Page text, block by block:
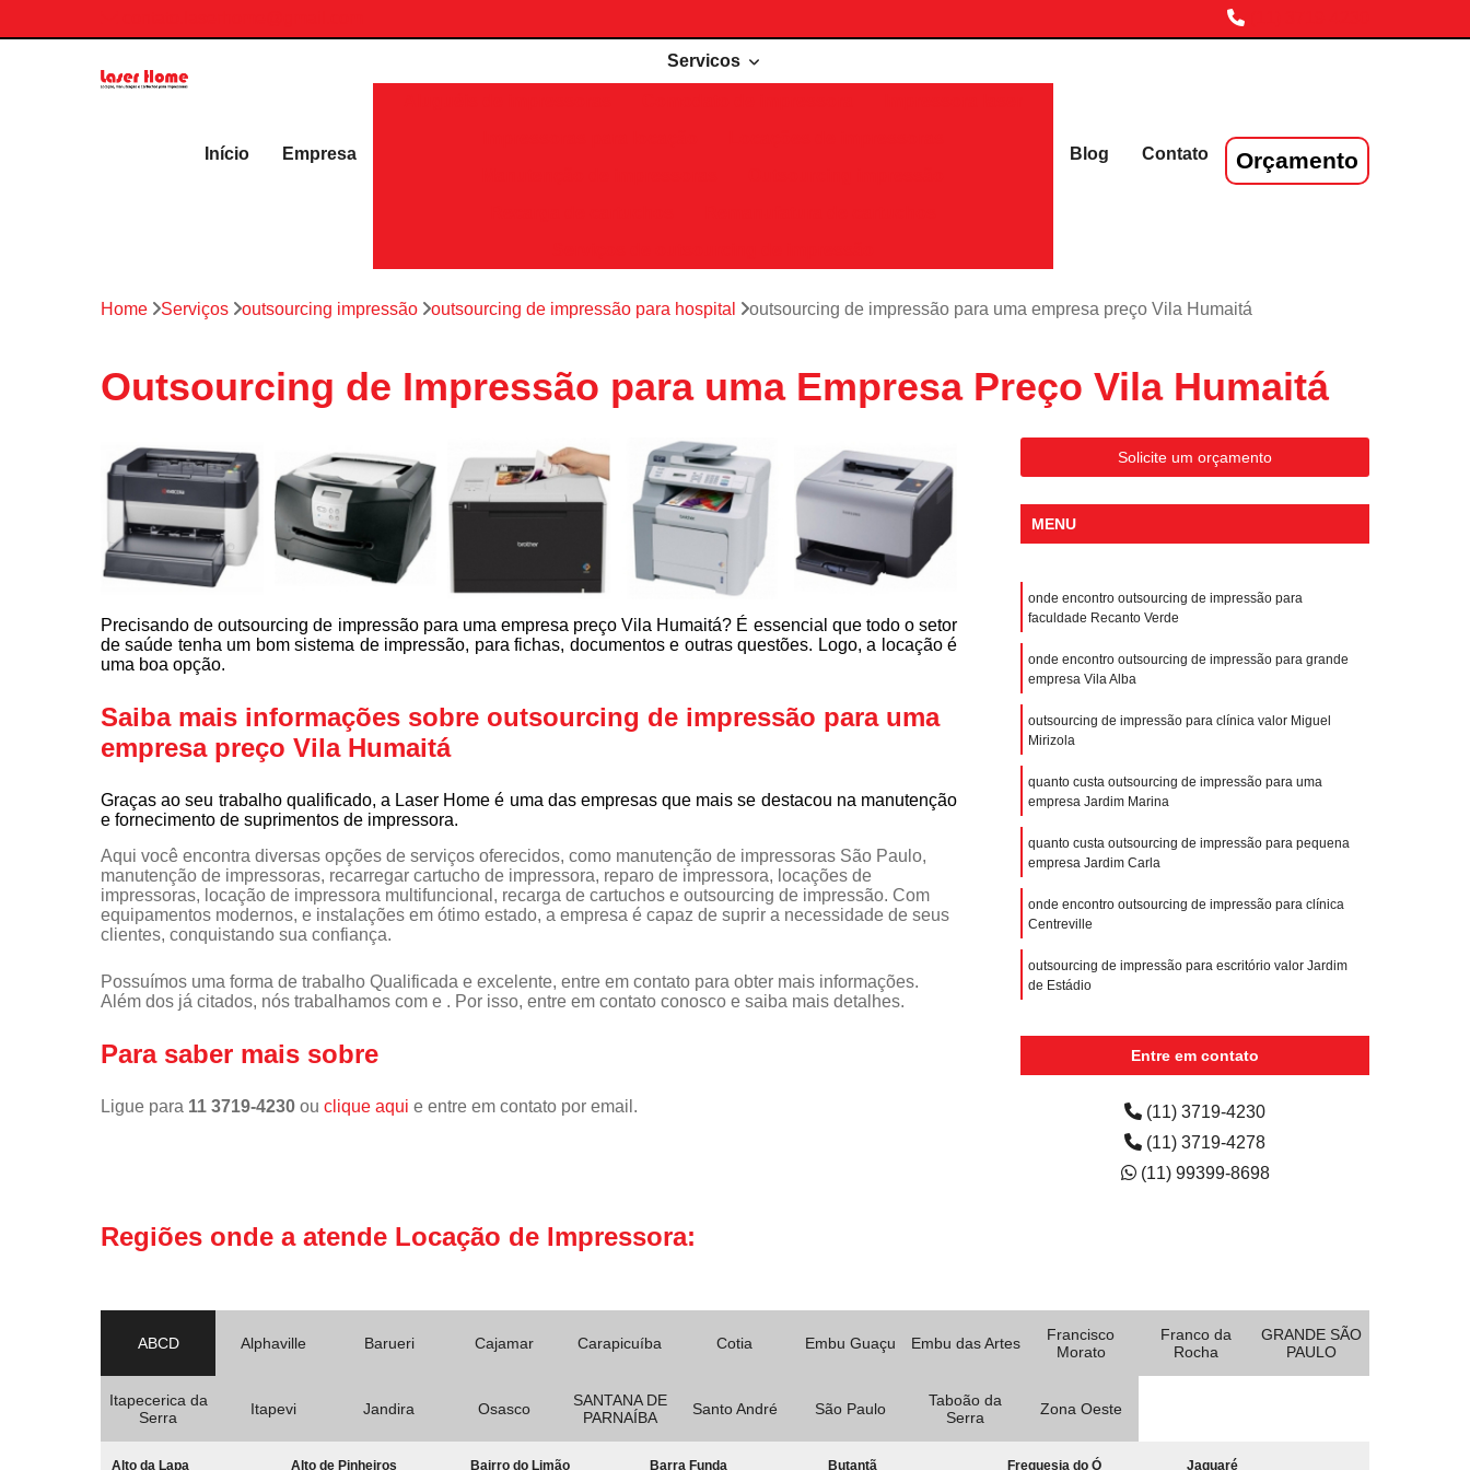
Início Empresa
Servicos
Blog Contato Orçamento
Home Serviços outsourcing impressão outsourcing de impressão para hospital outsourcing de impressão para uma empresa preço Vila Humaitá
Outsourcing de Impressão para uma Empresa Preço Vila Humaitá
Precisando de outsourcing de impressão para uma empresa preço Vila Humaitá? É essencial que todo o setor
de saúde tenha um bom sistema de impressão, para fichas, documentos e outras questões. Logo, a locação é
uma boa opção.
Saiba mais informações sobre outsourcing de impressão para uma
empresa preço Vila Humaitá
Graças ao seu trabalho qualificado, a Laser Home é uma das empresas que mais se destacou na manutenção
e fornecimento de suprimentos de impressora.
Aqui você encontra diversas opções de serviços oferecidos, como manutenção de impressoras São Paulo,
manutenção de impressoras, recarregar cartucho de impressora, reparo de impressora, locações de
impressoras, locação de impressora multifuncional, recarga de cartuchos e outsourcing de impressão. Com
equipamentos modernos, e instalações em ótimo estado, a empresa é capaz de suprir a necessidade de seus
clientes, conquistando sua confiança.
Possuímos uma forma de trabalho Qualificada e excelente, entre em contato para obter mais informações.
Além dos já citados, nós trabalhamos com e . Por isso, entre em contato conosco e saiba mais detalhes.
Para saber mais sobre
Ligue para 11 3719-4230 ou clique aqui e entre em contato por email.
Solicite um orçamento
MENU
onde encontro outsourcing de impressão para
faculdade Recanto Verde
onde encontro outsourcing de impressão para grande
empresa Vila Alba
outsourcing de impressão para clínica valor Miguel
Mirizola
quanto custa outsourcing de impressão para uma
empresa Jardim Marina
quanto custa outsourcing de impressão para pequena
empresa Jardim Carla
onde encontro outsourcing de impressão para clínica
Centreville
outsourcing de impressão para escritório valor Jardim
de Estádio
empresa Jardim Nair Conceição
Entre em contato
(11) 3719-4230
(11) 3719-4278
(11) 99399-8698
Regiões onde a atende Locação de Impressora:
ABCD Alphaville Barueri Cajamar Carapicuíba Cotia Embu Guaçu Embu das Artes
Francisco
Morato
Franco da
Rocha
GRANDE SÃO
PAULO
Itapecerica da
Serra
Itapevi Jandira Osasco
SANTANA DE
PARNAÍBA
Santo André São Paulo
Taboão da
Serra
Zona Oeste
Alto da Lapa Alto de Pinheiros Bairro do Limão Barra Funda Butantã Freguesia do Ó Jaguaré